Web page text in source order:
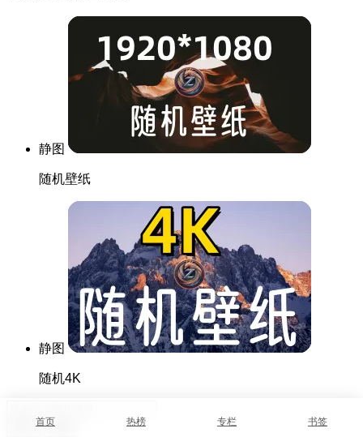
首页 热榜 专栏 书签
静图
随机壁纸
静图
随机4K
清除